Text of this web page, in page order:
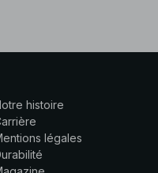
histoire
légales